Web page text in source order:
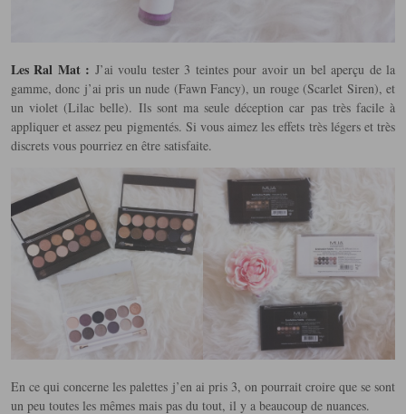
Les Ral Mat : J’ai voulu tester 3 teintes pour avoir un bel aperçu de la
gamme, donc j’ai pris un nude (Fawn Fancy), un rouge (Scarlet Siren), et
un violet (Lilac belle). Ils sont ma seule déception car pas très facile à
appliquer et assez peu pigmentés. Si vous aimez les effets très légers et très
discrets vous pourriez en être satisfaite.
En ce qui concerne les palettes j’en ai pris 3, on pourrait croire que se sont
un peu toutes les mêmes mais pas du tout, il y a beaucoup de nuances.